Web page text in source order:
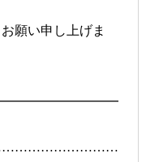
願い申し上げま